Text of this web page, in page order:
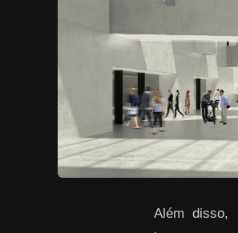
Além disso,